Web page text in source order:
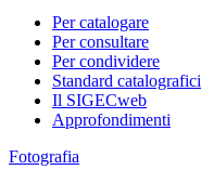
Per catalogare
Per consultare
Per condividere
Standard catalografici
Il SIGECweb
Approfondimenti
Fotografia